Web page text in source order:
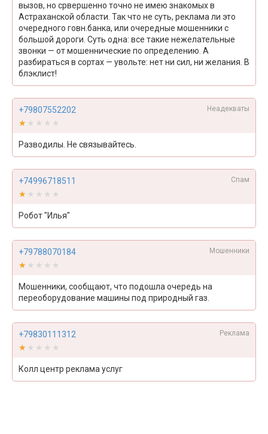
вызов, но срвершенно точно не имею знакомых в
Астраханской области. Так что не суть, реклама ли это
очередного говн.банка, или очередные мошенники с
большой дороги. Суть одна: все такие нежелательные
звонки — от мошеннические по определению. А
разбираться в сортах — увольте: нет ни сил, ни желания. В
блэклист!
+79807552202 Неадекваты
★★★★★
★★★★★
Разводилы. Не связывайтесь.
+74996718511 Спам
★★★★★
★★★★★
Робот "Илья"
+79788070184 Мошенники
★★★★★
★★★★★
Мошенники, сообщают, что подошла очередь на
переоборудование машины под природный газ.
+79830111312 Реклама
★★★★★
★★★★★
Колл центр реклама услуг